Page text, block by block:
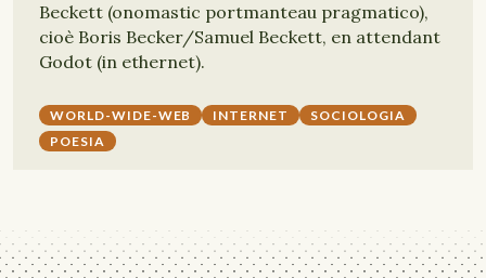
Beckett (onomastic portmanteau pragmatico),
cioè Boris Becker/Samuel Beckett, en attendant
Godot (in ethernet).
WORLD-WIDE-WEB INTERNET
SOCIOLOGIA
POESIA